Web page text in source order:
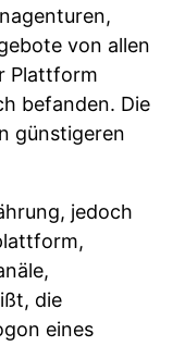
von allen
Plattform
befanden. Die
günstigeren
jedoch
die
eines